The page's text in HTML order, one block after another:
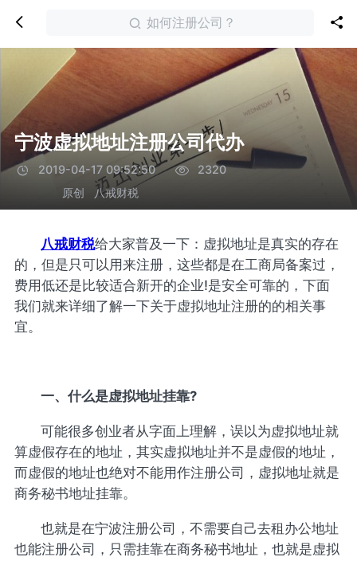
如何注册公司？
宁波虚拟地址注册公司代办
2019-04-17 09:52:50
2320
原创
八戒财税
八戒财税给大家普及一下：虚拟地址是真实的存在
的，但是只可以用来注册，这些都是在工商局备案过，
费用低还是比较适合新开的企业!是安全可靠的，下面
我们就来详细了解一下关于虚拟地址注册的的相关事
宜。
一、什么是虚拟地址挂靠?
可能很多创业者从字面上理解，误以为虚拟地址就
算虚假存在的地址，其实虚拟地址并不是虚假的地址，
而虚假的地址也绝对不能用作注册公司，虚拟地址就是
商务秘书地址挂靠。
也就是在宁波注册公司，不需要自己去租办公地址
也能注册公司，只需挂靠在商务秘书地址，也就是虚拟